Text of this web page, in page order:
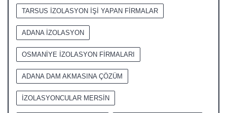
TARSUS İZOLASYON İŞİ YAPAN FİRMALAR
ADANA İZOLASYON
OSMANİYE İZOLASYON FİRMALARI
ADANA DAM AKMASINA ÇÖZÜM
İZOLASYONCULAR MERSİN